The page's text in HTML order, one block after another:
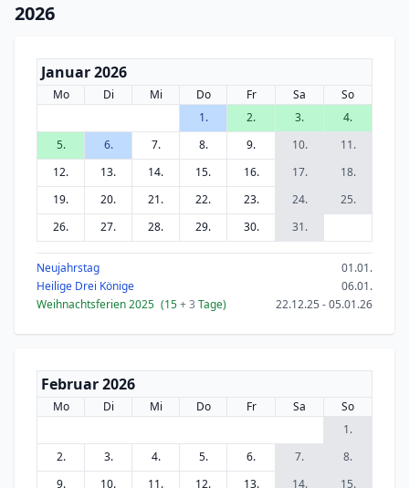
2026
Januar 2026
Mo Di Mi Do Fr Sa
So
1.
2. 3.
4.
5.
6. 7. 8. 9. 10.
11.
12.
13. 14. 15. 16. 17.
18.
19.
20. 21. 22. 23. 24.
25.
26.
27. 28. 29. 30. 31.
Neujahrstag
01.01.
Heilige Drei Könige
06.01.
Weihnachtsferien 2025 (15+ 3 Tage) 22.12.25 - 05.01.26
Februar 2026
Mo Di Mi Do Fr Sa
So
1.
2.
3. 4. 5. 6. 7.
8.
9.
10. 11. 12. 13. 14.
15.